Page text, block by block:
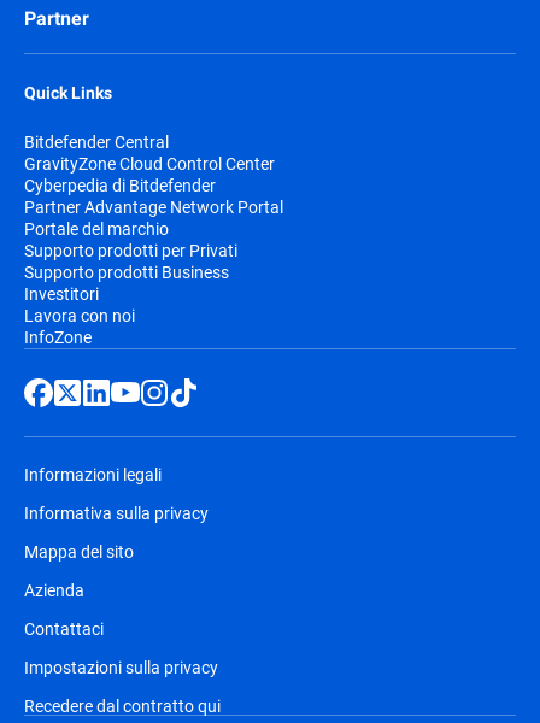
Partner
Quick Links
Bitdefender Central
GravityZone Cloud Control Center
Cyberpedia di Bitdefender
Partner Advantage Network Portal
Portale del marchio
Supporto prodotti per Privati
Supporto prodotti Business
Investitori
Lavora con noi
InfoZone
Informazioni legali
Informativa sulla privacy
Mappa del sito
Azienda
Contattaci
Impostazioni sulla privacy
Recedere dal contratto qui